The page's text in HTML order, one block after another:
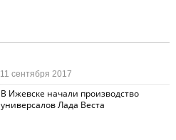
В Ижевске начали производство
универсалов Лада Веста
11 сентября 2017